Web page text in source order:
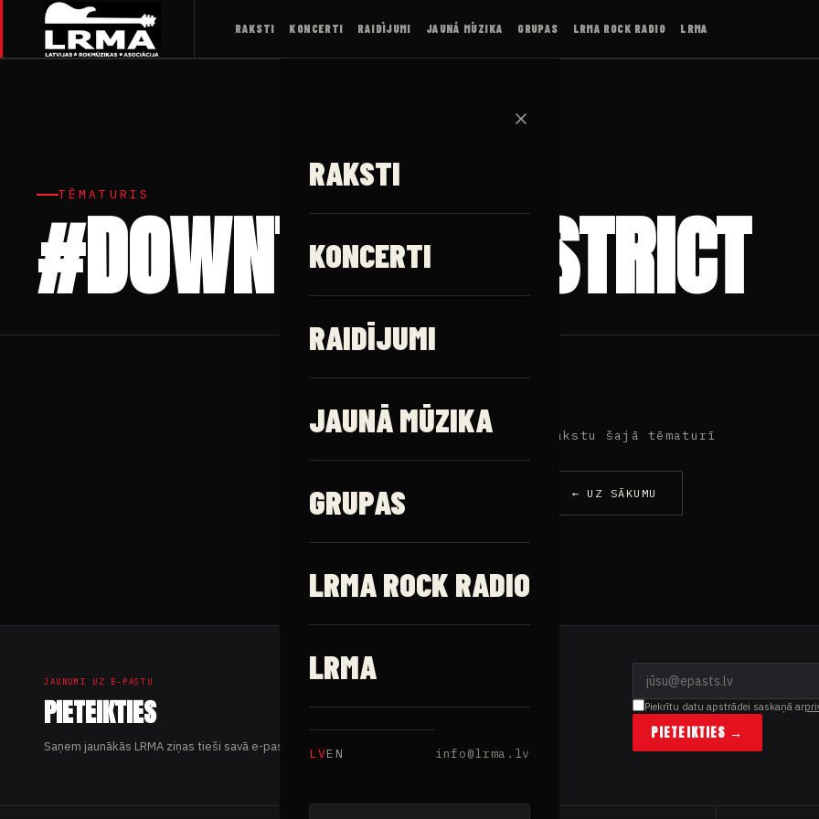
RAKSTI KONCERTI RAIDĪJUMI JAUNĀ MŪZIKA GRUPAS LRMA ROCK RADIO LRMA
✕
RAKSTI
KONCERTI
RAIDĪJUMI
JAUNĀ MŪZIKA
GRUPAS
LRMA ROCK RADIO
LRMA
LVEN info@lrma.lv
TĒMATURIS
#DOWNTOWN DISTRICT
Nav rakstu šajā tēmaturī
← UZ SĀKUMU
JAUNUMI UZ E-PASTU
PIETEIKTIES
Saņem jaunākās LRMA ziņas tieši savā e-pastā.
Piekrītu datu apstrādei saskaņā ar
PIETEIKTIES →